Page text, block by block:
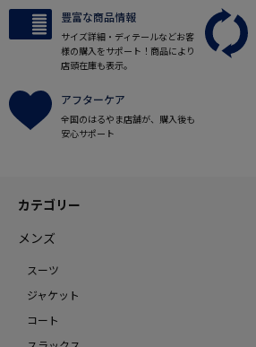
豊富な商品情報
サイズ詳細・ディテールなどお客
様の購入をサポート！商品により
店頭在庫も表示。
アフターケア
全国のはるやま店舗が、購入後も
安心サポート
カテゴリー
メンズ
スーツ
ジャケット
コート